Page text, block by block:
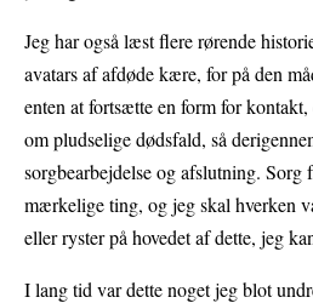
Jeg har også læst flere rørende
avatars af afdøde kære, for på den
enten at fortsætte en form for
om pludselige dødsfald, så
sorgbearbejdelse og afslutning. Sorg
mærkelige ting, og jeg skal hverken
eller ryster på hovedet af dette, jeg
I lang tid var dette noget jeg blot